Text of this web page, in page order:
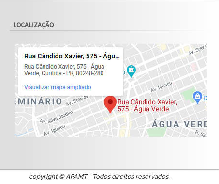
LOCALIZAÇÃO
copyright © APAMT - Todos direitos reservados.